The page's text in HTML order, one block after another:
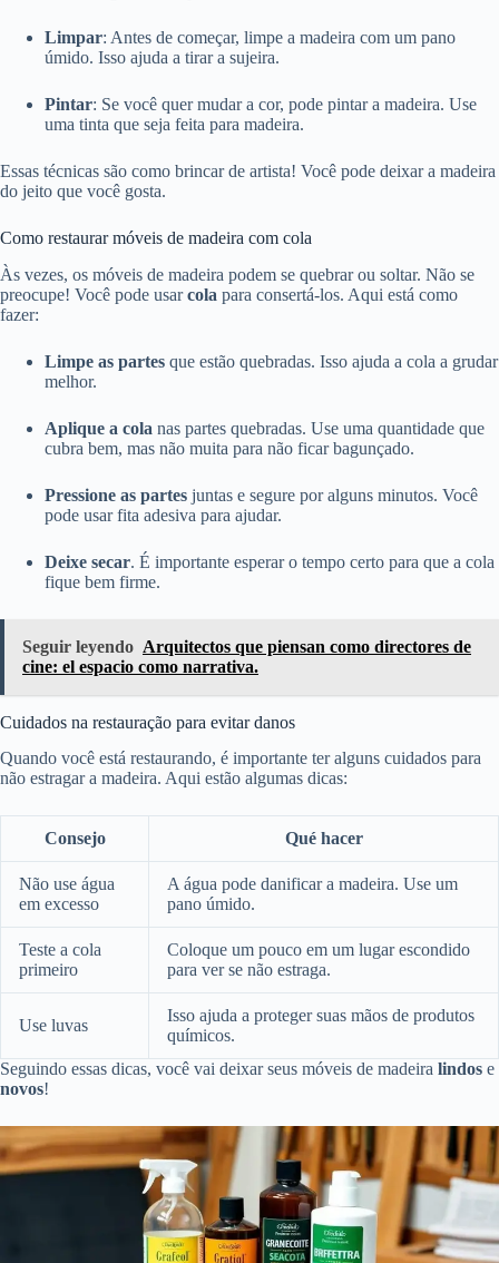
Limpar: Antes de começar, limpe a madeira com um pano
úmido. Isso ajuda a tirar a sujeira.
Pintar: Se você quer mudar a cor, pode pintar a madeira. Use
uma tinta que seja feita para madeira.
Essas técnicas são como brincar de artista! Você pode deixar a madeira
do jeito que você gosta.
Como restaurar móveis de madeira com cola
Às vezes, os móveis de madeira podem se quebrar ou soltar. Não se
preocupe! Você pode usarcola para consertá-los. Aqui está como
fazer:
Limpe as partes que estão quebradas. Isso ajuda a cola a grudar
melhor.
Aplique a cola nas partes quebradas. Use uma quantidade que
cubra bem, mas não muita para não ficar bagunçado.
Pressione as partes juntas e segure por alguns minutos. Você
pode usar fita adesiva para ajudar.
Deixe secar. É importante esperar o tempo certo para que a cola
fique bem firme.
Seguir leyendo Arquitectos que piensan como directores de
cine: el espacio como narrativa.
Cuidados na restauração para evitar danos
Quando você está restaurando, é importante ter alguns cuidados para
não estragar a madeira. Aqui estão algumas dicas:
Consejo Qué hacer
Não use água
em excesso
A água pode danificar a madeira. Use um
pano úmido.
Teste a cola
primeiro
Coloque um pouco em um lugar escondido
para ver se não estraga.
Use luvas
Isso ajuda a proteger suas mãos de produtos
químicos.
Seguindo essas dicas, você vai deixar seus móveis de madeira lindos e
novos!